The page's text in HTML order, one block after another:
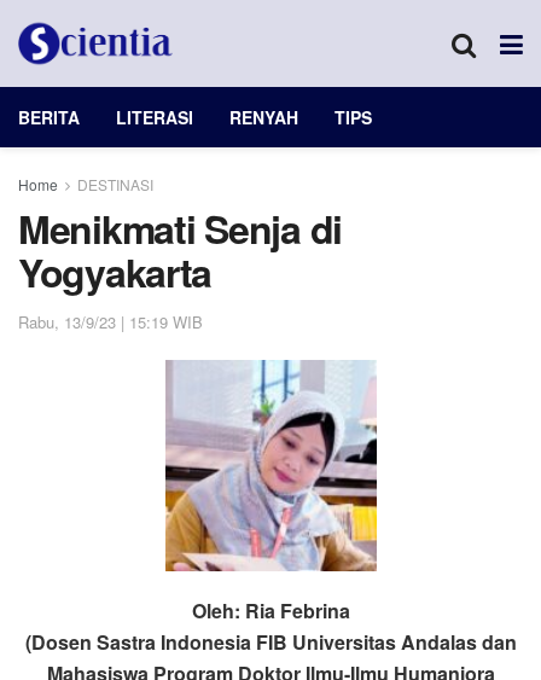
BERITA LITERASI RENYAH TIPS
Home DESTINASI
Menikmati Senja di
Yogyakarta
Rabu, 13/9/23 | 15:19 WIB
Oleh: Ria Febrina
(Dosen Sastra Indonesia FIB Universitas Andalas dan
Mahasiswa Program Doktor Ilmu-Ilmu Humaniora